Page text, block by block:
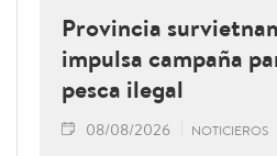
Provincia
impulsa campaña
pesca ilegal
08/08/2026 NOTICIEROS